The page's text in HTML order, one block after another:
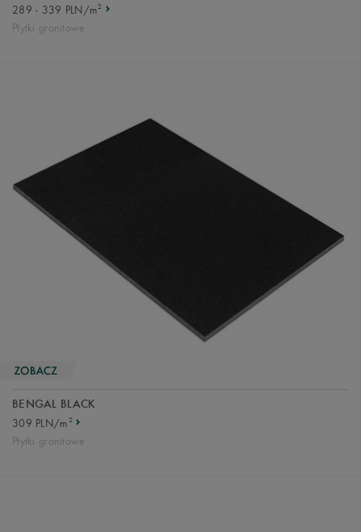
289 - 339 PLN/m2
Płytki granitowe
BENGAL BLACK
309 PLN/m2
Płytki granitowe